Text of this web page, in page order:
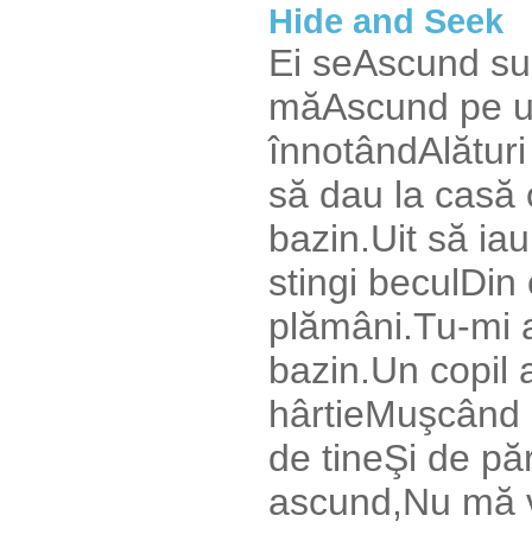
Hide and Seek
Ei seAscund
măAscund pe
să dau la casă
bazin.Uit să
stingi beculDin
plămâni.Tu-mi
bazin.Un copil
de tineŞi de
ascund,Nu mă